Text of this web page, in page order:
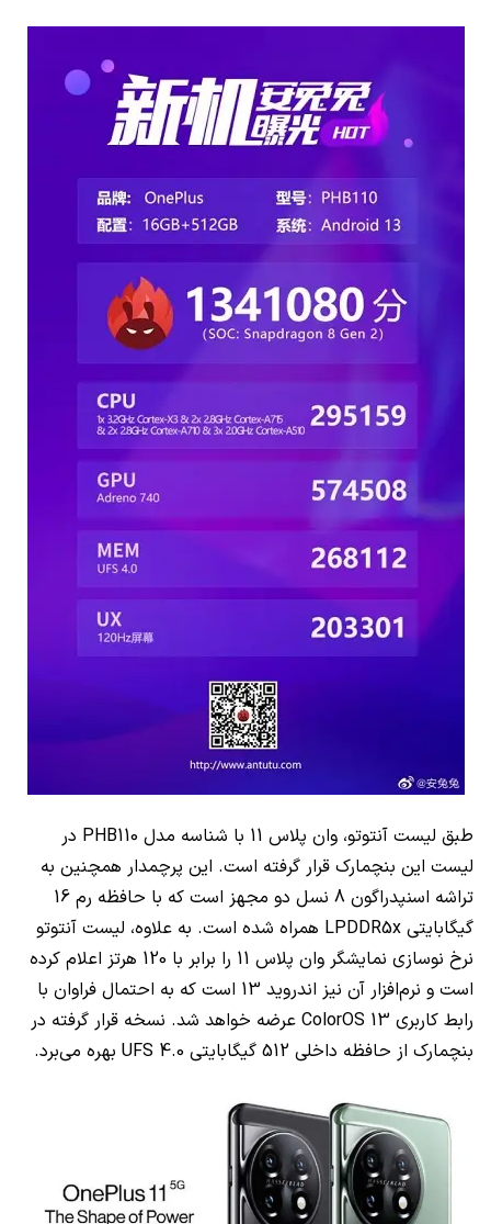
طبق لیست آنتوتو، وان پلاس 11 با شناسه مدل PHB110 در
لیست این بنچمارک قرار گرفته است. این پرچمدار همچنین به
تراشه اسنپدراگون 8 نسل دو مجهز است که با حافظه رم 16
گیگابایتی LPDDR5x همراه شده است. به علاوه، لیست آنتوتو
نرخ نوسازی نمایشگر وان پلاس 11 را برابر با 120 هرتز اعلام کرده
است و نرم‌افزار آن نیز اندروید 13 است که به احتمال فراوان با
رابط کاربری ColorOS 13 عرضه خواهد شد. نسخه قرار گرفته در
بنچمارک از حافظه داخلی 512 گیگابایتی
UFS 4.0 بهره می‌برد.